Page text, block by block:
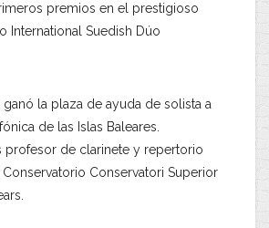
premios en el prestigioso
International Suedish Dúo
ganó la plaza de ayuda de solista a
de las Islas Baleares.
profesor de clarinete y repertorio
Conservatori Superior